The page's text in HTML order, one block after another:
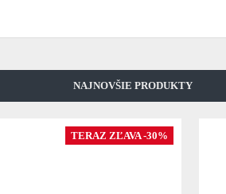
NAJNOVŠIE PRODUKTY
TERAZ ZĽAVA -30%